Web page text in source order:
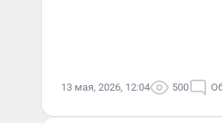
13 мая, 2026, 12:04 500